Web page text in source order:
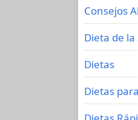
Consejos
Dieta de la
Dietas
Dietas